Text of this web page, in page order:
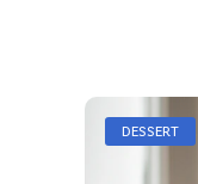
DESSERT